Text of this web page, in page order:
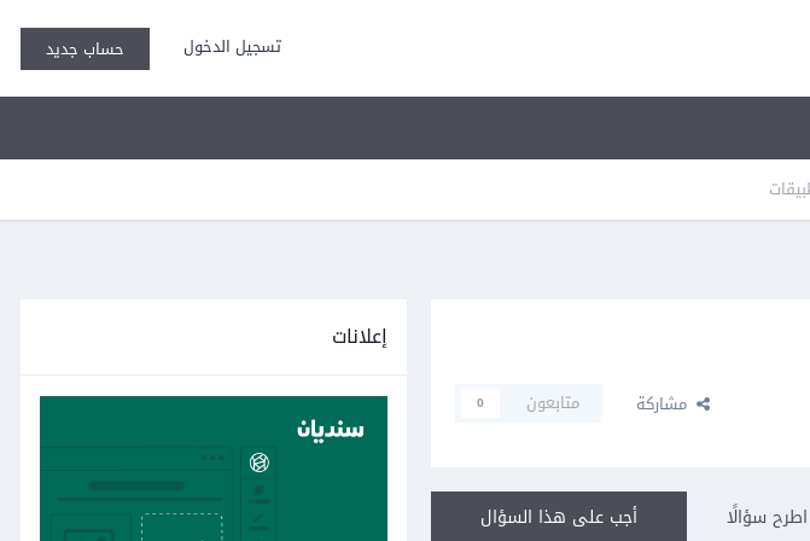
تسجيل الدخول حساب جديد
مشاركة متابعون 0
أجب على هذا السؤال اطرح سؤالًا
إعلانات